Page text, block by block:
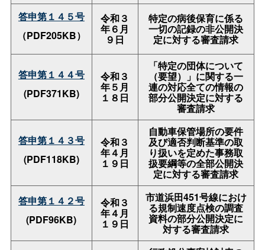
答申第１４５号
（PDF205KB）
令和３
年６月
９日
特定の病後保育に係る
一切の記録の非公開決
定に対する審査請求
答申第１４４号
(PDF371KB)
令和３
年５月
１８日
「特定の団体について
（要望）」に関する一
連の対応全ての情報の
部分公開決定に対する
審査請求
答申第１４３号
(PDF118KB)
令和３
年４月
１９日
自動車保管場所の要件
及び適否判断基準の取
り扱いを定めた事務取
扱要綱等の全部公開決
定に対する審査請求
答申第１４２号
(PDF96KB)
令和３
年４月
１９日
市道浜田451号線におけ
る規制速度点検の調査
資料の部分公開決定に
対する審査請求